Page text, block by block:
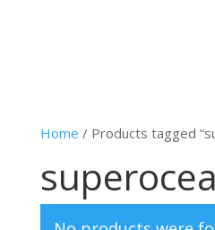
Home / Products tagged